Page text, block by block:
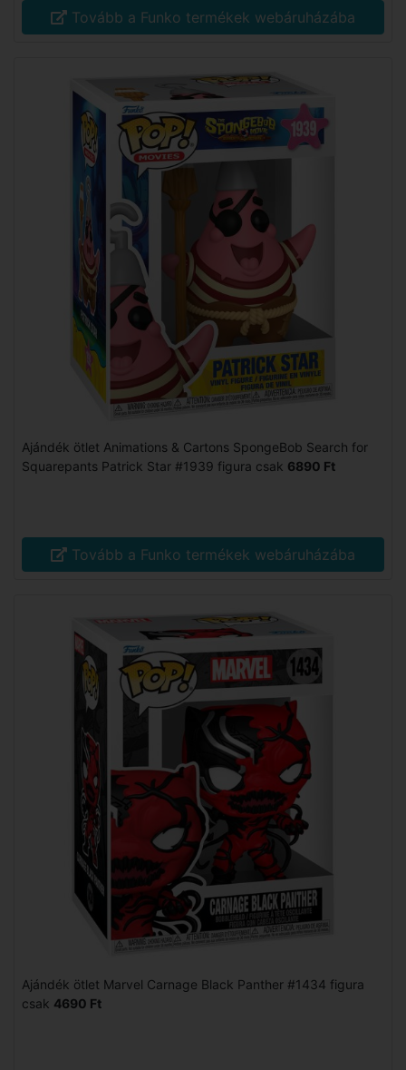
Tovább a Funko termékek webáruházába
Ajándék ötlet Animations & Cartons SpongeBob Search for
Squarepants Patrick Star #1939 figura csak 6890 Ft
Tovább a Funko termékek webáruházába
Ajándék ötlet Marvel Carnage Black Panther #1434 figura
csak 4690 Ft